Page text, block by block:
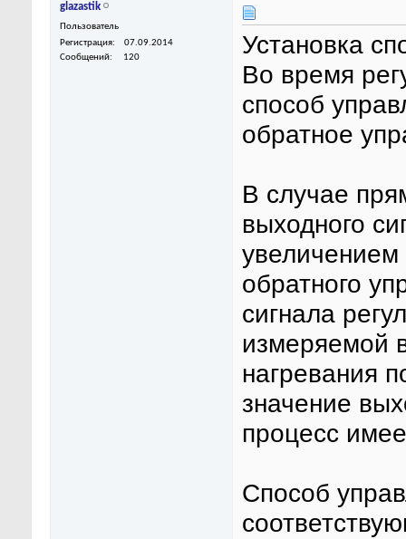
glazastik
Пользователь
Регистрация
07.09.2014
Сообщений
120
Установка
Во время
способ
обратное
В случае
выходного
обратного
сигнала
измеряемой
нагревания
значение
процесс
Способ